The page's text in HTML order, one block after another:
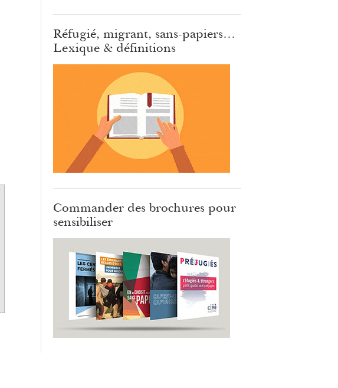
Réfugié, migrant, sans-papiers…
Lexique & définitions
Commander des brochures pour
sensibiliser